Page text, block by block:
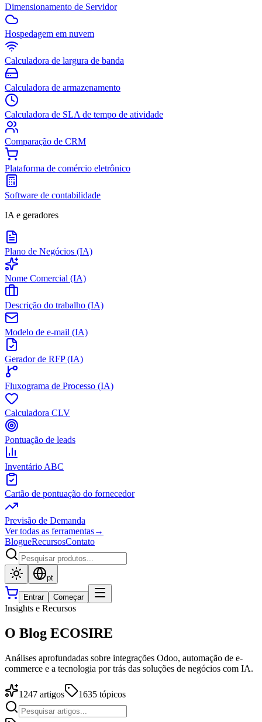
Dimensionamento de Servidor
Hospedagem em nuvem
Calculadora de largura de banda
Calculadora de armazenamento
Calculadora de SLA de tempo de atividade
Comparação de CRM
Plataforma de comércio eletrônico
Software de contabilidade
IA e geradores
Plano de Negócios (IA)
Nome Comercial (IA)
Descrição do trabalho (IA)
Modelo de e-mail (IA)
Gerador de RFP (IA)
Fluxograma de Processo (IA)
Calculadora CLV
Pontuação de leads
Inventário ABC
Cartão de pontuação do fornecedor
Previsão de Demanda
Ver todas as ferramentas→
BlogueRecursosContato
pt
Entrar Começar
Insights e Recursos
O Blog ECOSIRE
Análises aprofundadas sobre integrações Odoo, automação de e-
commerce e a tecnologia por trás das soluções de negócios com IA.
1247 artigos 1635 tópicos